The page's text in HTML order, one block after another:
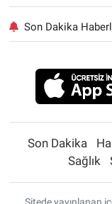
Son Dakika
Son Dakika
Sağlık